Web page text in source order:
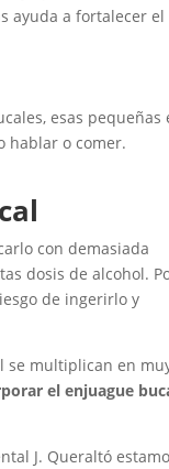
ayuda a fortalecer el
esas pequeñas
hablar o comer.
con demasiada
dosis de alcohol.
de ingerirlo y
se multiplican en
el enjuague
J. Queraltó